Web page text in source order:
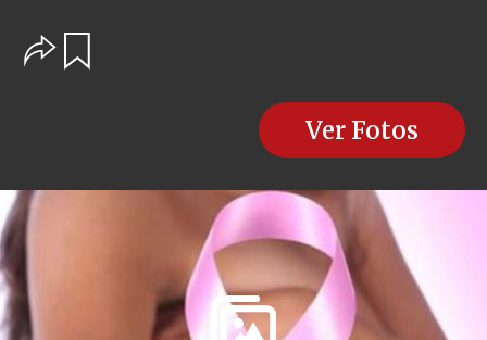
O
p
s
Ver Fotos